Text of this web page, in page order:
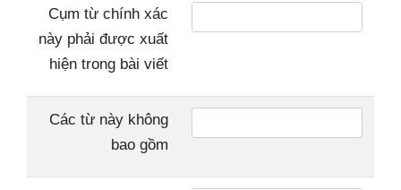
Cụm từ chính xác
này phải được xuất
hiện trong bài viết
Các từ này không
bao gồm